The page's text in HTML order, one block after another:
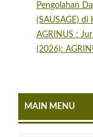
Pengolahan
(SAUSAGE) di
AGRINUS :
(2026):
MAIN MENU